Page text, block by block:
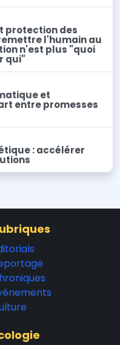
protection des
l'humain au
n'est plus "quoi
qui"
et
entre promesses
: accélérer